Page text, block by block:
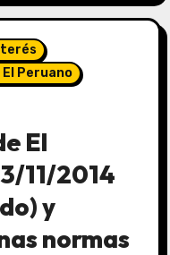
Peruano
El
11/2014
y
normas